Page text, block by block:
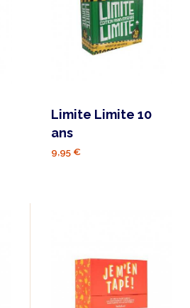
Limite Limite 10
ans
9,95 €